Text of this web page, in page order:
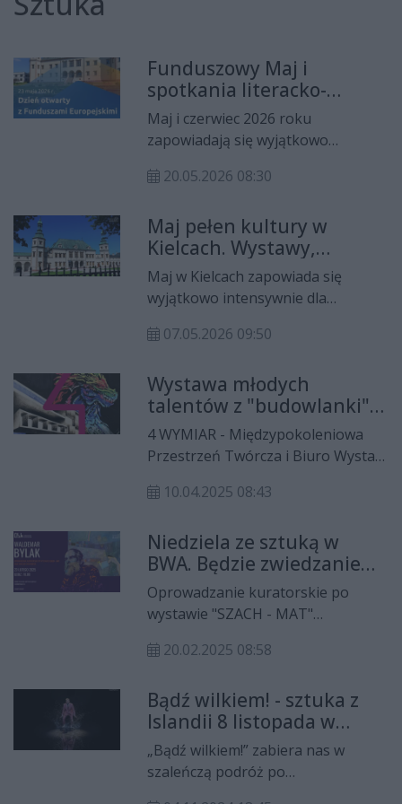
Funduszowy Maj i
spotkania literacko-
artystyczne w Muzeum
Narodowym w Kielcach
Maj i czerwiec 2026 roku
zapowiadają się wyjątkowo
historii, sztuki i literatury. Muzeum
bogaty program wydarzeń, które
połączą zwiedzanie zabytkowych
przestrzeni, refleksję nad
współczesnym światem oraz
spotkania poświęcone wybitnym
polskim pisarzom.
20.05.2026 08:30
Maj pełen kultury w
Kielcach. Wystawy,
spotkania i nocne
zwiedzanie muzeów
Maj w Kielcach zapowiada się
wyjątkowo intensywnie dla
nad współczesnością. Muzea i
bogaty program wydarzeń – od
inspirujących wystaw, przez
spotkania literackie, po nocne
zwiedzanie najważniejszych
07.05.2026 09:50
Wystawa młodych
talentów z "budowlanki"
w 4 WYMIARZE
4 WYMIAR - Międzypokoleniowa
Przestrzeń Twórcza i Biuro Wystaw
wernisaż wystawy prac uczniów
"Budowlanka kreśli kreatywność".
Otwarcie ekspozycji w najbliższy
poniedziałek, 14 kwietnia o
godzinie 17:00 w Centrum
Aktywności Obywatelskiej przy ul.
Sienkiewicza 70.
10.04.2025 08:43
Niedziela ze sztuką w
BWA. Będzie zwiedzanie
wystawy i wieczór
wspomnień
Oprowadzanie kuratorskie po
wystawie "SZACH - MAT"
wieczór wspomnień dedykowany
niedzielne popołudnie ma dla
amatorów sztuki ostrowieckie
Biuro Wystaw Artystycznych.
Początek wydarzenia o godzinie
16:00. Wstęp wolny.
20.02.2025 08:58
Bądź wilkiem! - sztuka z
Islandii 8 listopada w
Kielcach
„Bądź wilkiem!” zabiera nas w
szaleńczą podróż po